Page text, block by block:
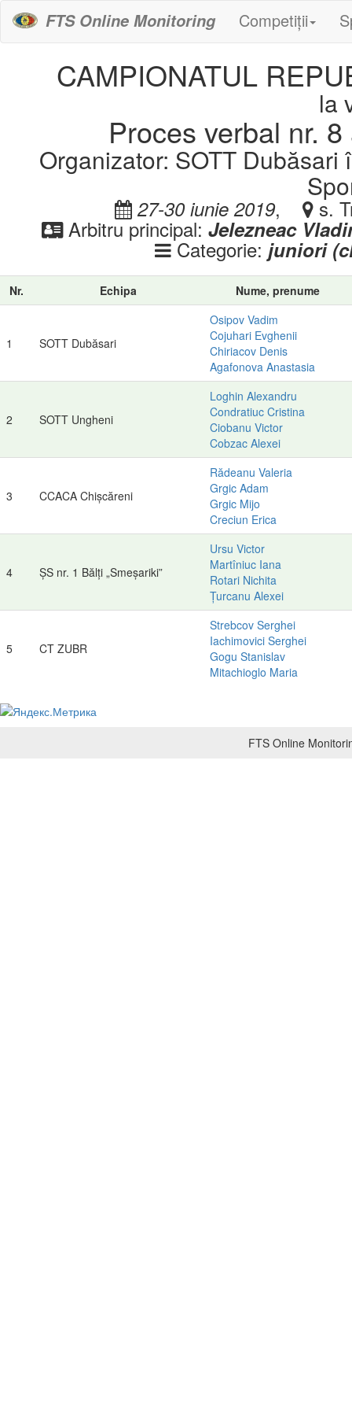
FTS Online Monitoring Competiții
CAMPIONATUL
la
Proces verbal nr.
Organizator: SOTT
27-30 iunie 2019, s.
Arbitru principal: Jelezneac
Categorie: juniori
Nr. Echipa Nume, prenume
1 SOTT Dubăsari
Osipov Vadim
Cojuhari Evghenii
Chiriacov Denis
Agafonova Anastasia
2 SOTT Ungheni
Loghin Alexandru
Condratiuc Cristina
Ciobanu Victor
Cobzac Alexei
3 CCACA Chișcăreni
Rădeanu Valeria
Grgic Adam
Grgic Mijo
Creciun Erica
4 ȘS nr. 1 Bălți „Smeșariki”
Ursu Victor
Martîniuc Iana
Rotari Nichita
Țurcanu Alexei
5 CT ZUBR
Strebcov Serghei
Iachimovici Serghei
Gogu Stanislav
Mitachioglo Maria
FTS Online